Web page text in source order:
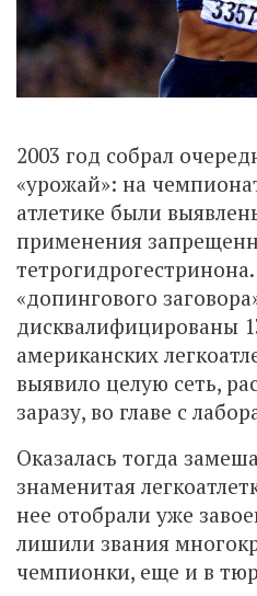
2003 год собрал
«урожай»: на
атлетике были
применения
«допингового
дисквалифицированы
американских
выявило целую сеть,
заразу, во главе с
Оказалась тогда
знаменитая
нее отобрали уже
лишили звания
чемпионки, еще и в